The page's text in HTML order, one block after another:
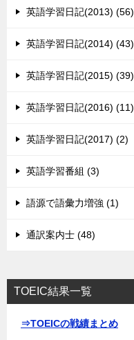
英語学習日記(2013) (56)
英語学習日記(2014) (43)
英語学習日記(2015) (39)
英語学習日記(2016) (11)
英語学習日記(2017) (2)
英語学習番組 (3)
語源で語彙力増強 (1)
通訳案内士 (48)
TOEIC結果一覧
⇒TOEICの戦績まとめ